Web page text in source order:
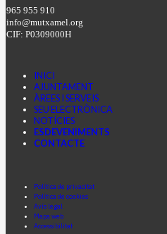
965 955 910
info@mutxamel.org
CIF: P0309000H
INICI
AJUNTAMENT
ÀREES I SERVEIS
SEU ELECTRÒNICA
NOTÍCIES
ESDEVENIMENTS
CONTACTE
Política de privacitat
Política de cookies
Avís legal
Mapa web
Accessibilitat